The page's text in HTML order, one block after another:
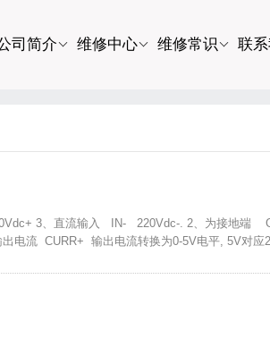
司简介 维修中心 维修常识 联
3、直流输入 IN- 220Vdc-. 2、为接地端
电流 CURR+ 输出电流转换为0-5V电平, 5V对应